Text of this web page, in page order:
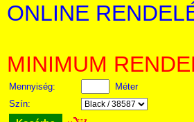
ONLINE
MINIMUM
Mennyiség:
Méter
Szín: